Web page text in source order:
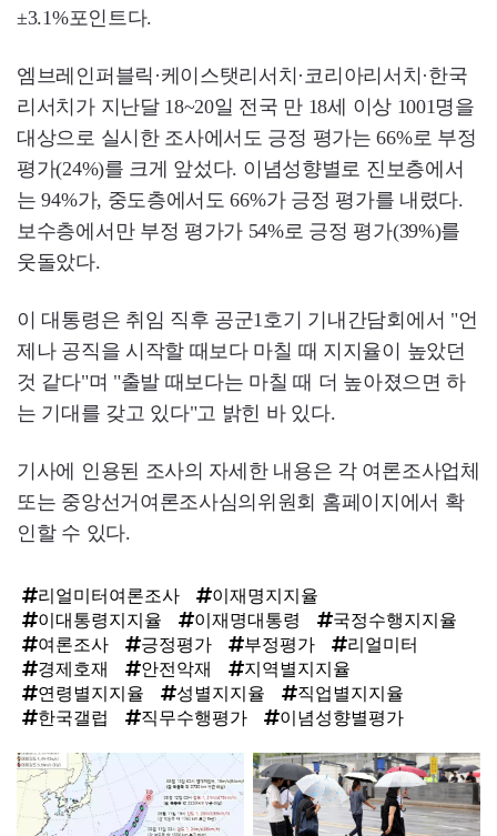
±3.1%포인트다.
엠브레인퍼블릭·케이스탯리서치·코리아리서치·한국
리서치가 지난달 18~20일 전국 만 18세 이상 1001명을
대상으로 실시한 조사에서도 긍정 평가는 66%로 부정
평가(24%)를 크게 앞섰다. 이념성향별로 진보층에서
는 94%가, 중도층에서도 66%가 긍정 평가를 내렸다.
보수층에서만 부정 평가가 54%로 긍정 평가(39%)를
웃돌았다.
이 대통령은 취임 직후 공군1호기 기내간담회에서 "언
제나 공직을 시작할 때보다 마칠 때 지지율이 높았던
것 같다"며 "출발 때보다는 마칠 때 더 높아졌으면 하
는 기대를 갖고 있다"고 밝힌 바 있다.
기사에 인용된 조사의 자세한 내용은 각 여론조사업체
또는 중앙선거여론조사심의위원회 홈페이지에서 확
인할 수 있다.
리얼미터여론조사
이재명지지율
이대통령지지율
이재명대통령
국정수행지지율
여론조사
긍정평가 부정평가
리얼미터
경제호재
안전악재
지역별지지율
연령별지지율
성별지지율
직업별지지율
한국갤럽
직무수행평가 이념성향별평가
탑
라